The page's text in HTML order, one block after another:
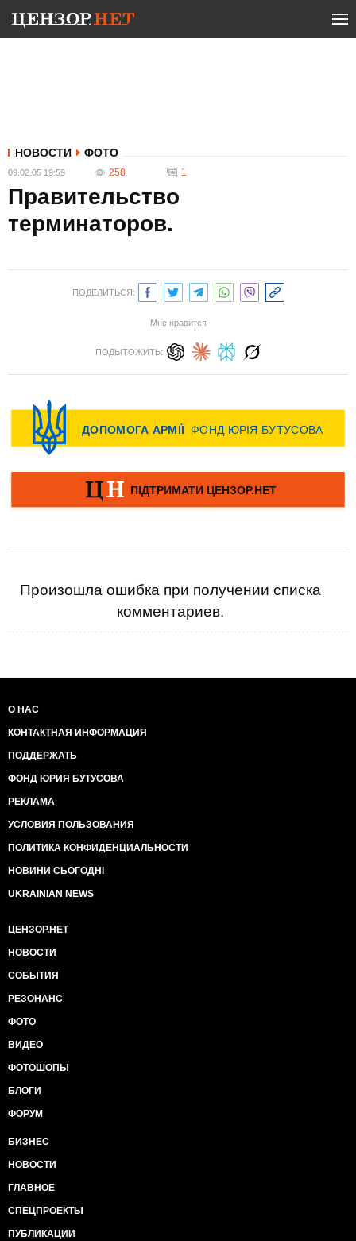
НОВОСТИ ФОТО
09.02.05 19:59 258 1
Правительство
терминаторов.
ПОДЕЛИТЬСЯ:
Мне нравится
ПОДЫТОЖИТЬ:
Произошла ошибка при получении списка
комментариев.
О НАС
КОНТАКТНАЯ ИНФОРМАЦИЯ
ПОДДЕРЖАТЬ
ФОНД ЮРИЯ БУТУСОВА
РЕКЛАМА
УСЛОВИЯ ПОЛЬЗОВАНИЯ
ПОЛИТИКА КОНФИДЕНЦИАЛЬНОСТИ
НОВИНИ СЬОГОДНІ
UKRAINIAN NEWS
ЦЕНЗОР.НЕТ
НОВОСТИ
СОБЫТИЯ
РЕЗОНАНС
ФОТО
ВИДЕО
ФОТОШОПЫ
БЛОГИ
ФОРУМ
БИЗНЕС
НОВОСТИ
ГЛАВНОЕ
СПЕЦПРОЕКТЫ
ПУБЛИКАЦИИ